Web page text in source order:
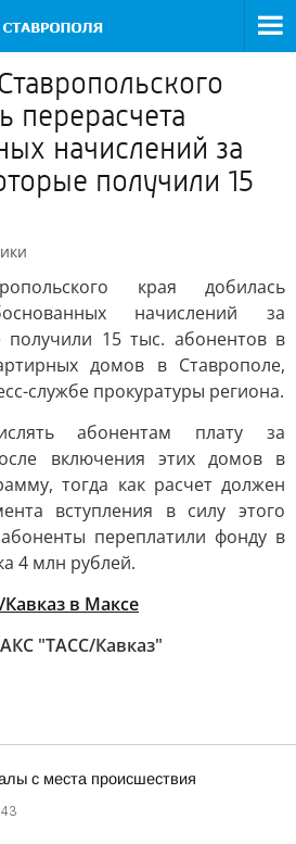
перерасчета
начислений за
получили 15
края добилась
начислений за
получили 15 тыс. абонентов в
домов в Ставрополе,
службе прокуратуры региона.
абонентам плату за
включения этих домов в
тогда как расчет должен
вступления в силу этого
переплатили фонду в
4 млн рублей.
в Максе
"ТАСС/Кавказ"
с места происшествия